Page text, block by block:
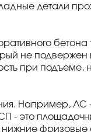
детали
не
при подъеме,
Например, ЛС
- это
нижние